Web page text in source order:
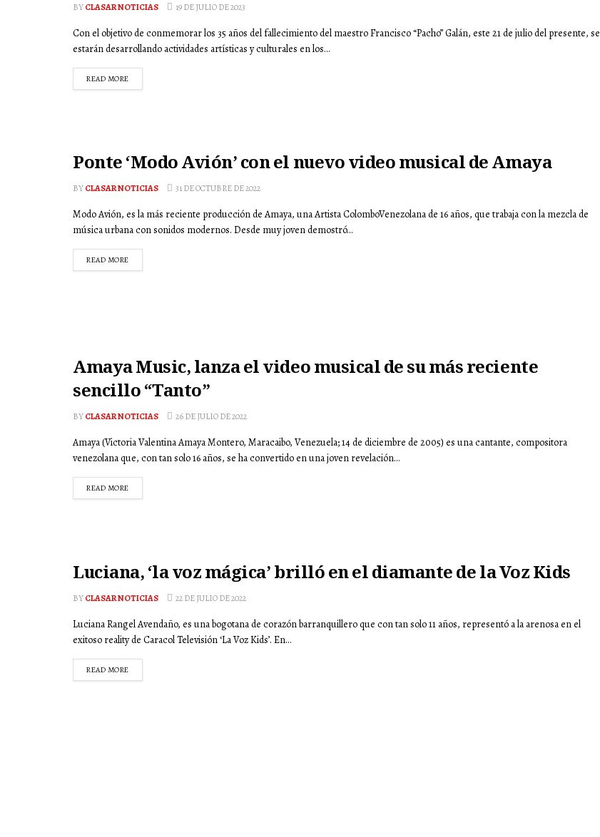
BYCLASAR NOTICIAS 19 DE JULIO DE 2023
Con el objetivo de conmemorar los 35 años del fallecimiento del maestro Francisco “Pacho” Galán, este 21 de julio del presente, se
estarán desarrollando actividades artísticas y culturales en los...
READ MORE
Ponte ‘Modo Avión’ con el nuevo video musical de Amaya
BYCLASAR NOTICIAS 31 DE OCTUBRE DE 2022
Modo Avión, es la más reciente producción de Amaya, una Artista ColomboVenezolana de 16 años, que trabaja con la mezcla de
música urbana con sonidos modernos. Desde muy joven demostró...
READ MORE
Amaya Music, lanza el video musical de su más reciente
sencillo “Tanto”
BYCLASAR NOTICIAS 26 DE JULIO DE 2022
Amaya (Victoria Valentina Amaya Montero, Maracaibo, Venezuela; 14 de diciembre de 2005) es una cantante, compositora
venezolana que, con tan solo 16 años, se ha convertido en una joven revelación...
READ MORE
Luciana, ‘la voz mágica’ brilló en el diamante de la Voz Kids
BYCLASAR NOTICIAS 22 DE JULIO DE 2022
Luciana Rangel Avendaño, es una bogotana de corazón barranquillero que con tan solo 11 años, representó a la arenosa en el
exitoso reality de Caracol Televisión ‘La Voz Kids’. En...
READ MORE